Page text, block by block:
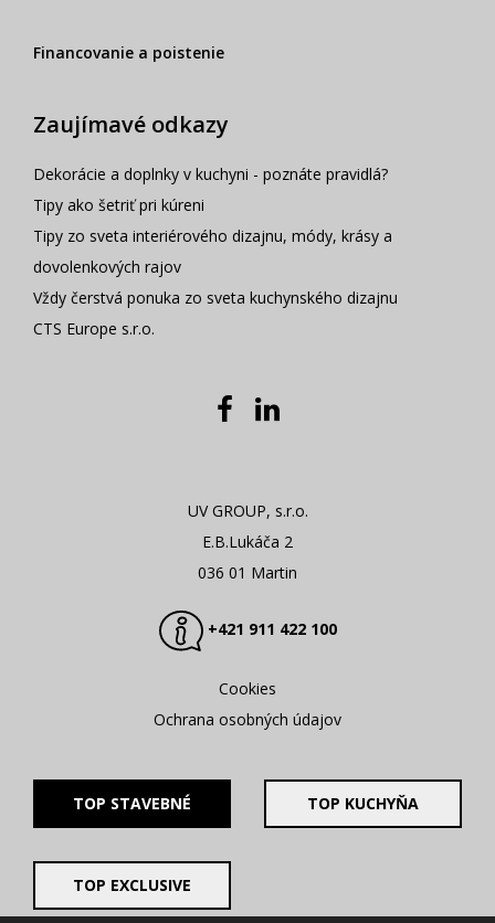
Financovanie a poistenie
Zaujímavé odkazy
Dekorácie a doplnky v kuchyni - poznáte pravidlá?
Tipy ako šetriť pri kúreni
Tipy zo sveta interiérového dizajnu, módy, krásy a
dovolenkových rajov
Vždy čerstvá ponuka zo sveta kuchynského dizajnu
CTS Europe s.r.o.
UV GROUP, s.r.o.
E.B.Lukáča 2
036 01 Martin
+421 911 422 100
Cookies
Ochrana osobných údajov
TOP STAVEBNÉ TOP KUCHYŇA
TOP EXCLUSIVE